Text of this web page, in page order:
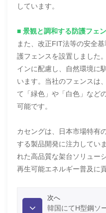
しています。
■ 景観と調和する防護フェ
また、改正FIT法等の安全
護フェンスを設置しました
インに配慮し、自然環境に
います。当社のフェンスは
て「緑色」や「白色」など
可能です。
カセングは、日本市場特有
する製品開発に注力してい
れた高品質な架台ソリュー
再生可能エネルギー普及に
次へ
韓国にてH型鋼ソ